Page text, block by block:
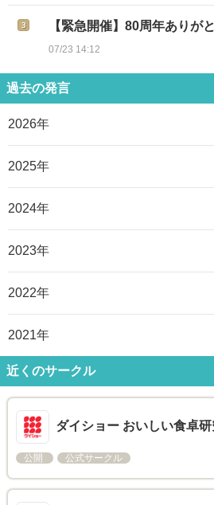
【緊急開催】80周年ありが
07/23 14:12
過去の発言
2026年
2025年
2024年
2023年
2022年
2021年
近くのサークル
ダイショー おいしい食卓
公開 公式サークル